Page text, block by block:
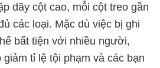
dãy cột cao, mỗi cột treo gần
các loại. Mặc dù việc bị ghi
bất tiện với nhiều người,
tỉ lệ tội phạm và các bạn